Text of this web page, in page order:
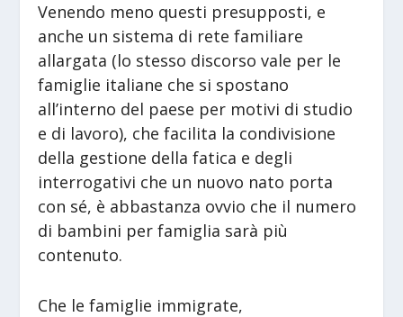
Venendo meno questi presupposti, e
anche un sistema di rete familiare
allargata (lo stesso discorso vale per le
famiglie italiane che si spostano
all’interno del paese per motivi di studio
e di lavoro), che facilita la condivisione
della gestione della fatica e degli
interrogativi che un nuovo nato porta
con sé, è abbastanza ovvio che il numero
di bambini per famiglia sarà più
contenuto.
Che le famiglie immigrate,